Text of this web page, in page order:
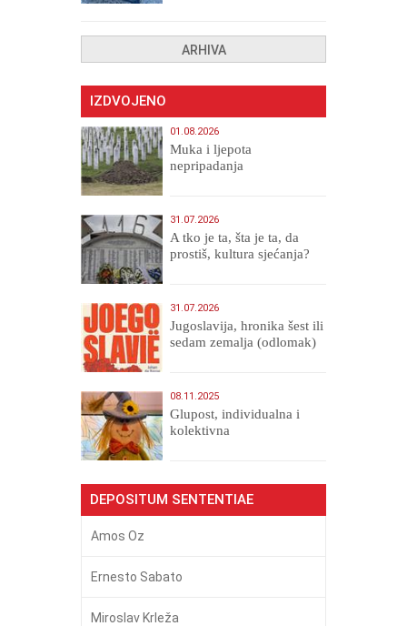
ARHIVA
IZDVOJENO
01.08.2026
Muka i ljepota
nepripadanja
31.07.2026
A tko je ta, šta je ta, da
prostiš, kultura sjećanja?
31.07.2026
Jugoslavija, hronika šest ili
sedam zemalja (odlomak)
08.11.2025
Glupost, individualna i
kolektivna
DEPOSITUM SENTENTIAE
Amos Oz
Ernesto Sabato
Miroslav Krleža